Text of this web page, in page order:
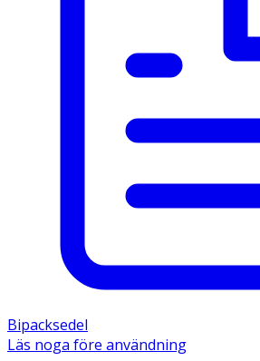
Bipacksedel
Läs noga före användning